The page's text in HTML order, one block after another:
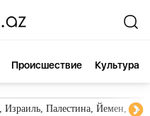
Происшествие Культура
Израиль, Палестина, Йемен,